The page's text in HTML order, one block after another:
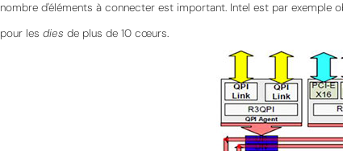
nombre d'éléments à connecter est important. Intel est par exemple
pour les dies de plus de 10 cœurs.